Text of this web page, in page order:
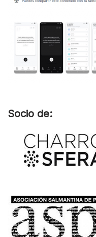
Socio de: